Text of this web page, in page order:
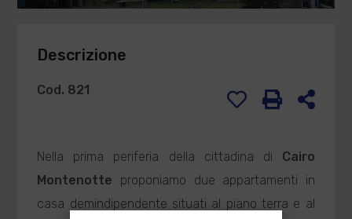
Descrizione
Cod. 821
Nella prima periferia della cittadina di Cairo
Montenotte proponiamo due appartamenti in
casa demindipendente situati al piano terra e al